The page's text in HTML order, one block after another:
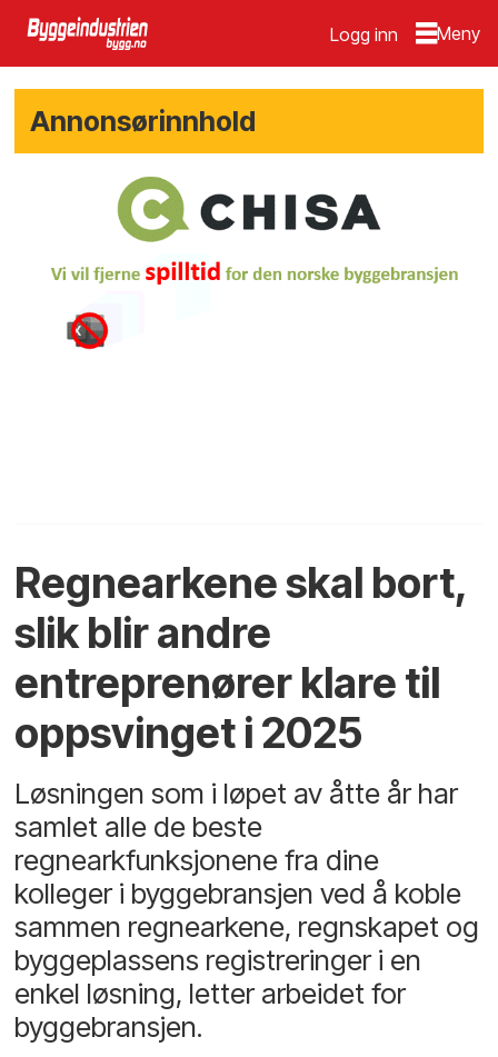
Logg inn
Annonsørinnhold
Regnearkene skal bort,
slik blir andre
entreprenører klare til
oppsvinget i 2025
Løsningen som i løpet av åtte år har
samlet alle de beste
regnearkfunksjonene fra dine
kolleger i byggebransjen ved å koble
sammen regnearkene, regnskapet og
byggeplassens registreringer i en
enkel løsning, letter arbeidet for
byggebransjen.